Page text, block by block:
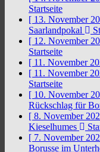
Startseite
[ 13. November
Saarlandpokal
[ 12. November
Startseite
[ 11. November
[ 11. November
Startseite
[ 10. November
Rückschlag für
[ 8. November
Kieselhumes
[ 7. November
Borusse im